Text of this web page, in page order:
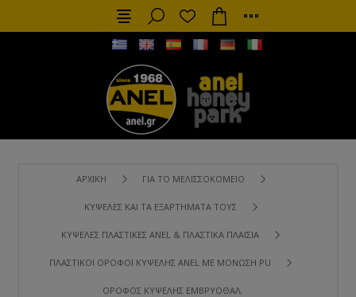
ΑΡΧΙΚΉ ΓΙΑ ΤΟ ΜΕΛΙΣΣΟΚΟΜΕΊΟ
ΚΥΨΈΛΕΣ ΚΑΙ ΤΑ ΕΞΑΡΤΉΜΑΤΑ ΤΟΥΣ
ΚΥΨΈΛΕΣ ΠΛΑΣΤΙΚΈΣ ANEL & ΠΛΑΣΤΙΚΆ ΠΛΑΊΣΙΑ
ΠΛΑΣΤΙΚΟΊ ΌΡΟΦΟΙ ΚΥΨΈΛΗΣ ANEL ΜΕ ΜΌΝΩΣΗ PU
ΌΡΟΦΟΣ ΚΥΨΈΛΗΣ ΕΜΒΡΥΟΘΑΛΆΜΟΥ ΠΛΑΣΤΙΚΌΣ ANEL ΜΕ